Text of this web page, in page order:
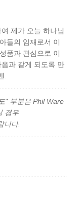
제가 오늘 하나님
들의 임재로서 이
품과 관심으로 이
과 같게 되도록 만
.
" 부분은 Phil Ware
경우
니다.